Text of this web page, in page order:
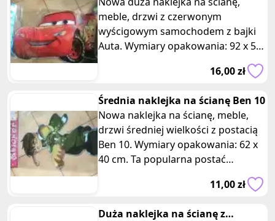
meble, drzwi z czerwonym
wyścigowym samochodem z bajki
Auta. Wymiary opakowania: 92 x 56
16,00 zł
Średnia naklejka na ścianę Ben 10
Nowa naklejka na ścianę, meble,
drzwi średniej wielkości z postacią
Ben 10. Wymiary opakowania: 62 x
40 cm. Ta popularna postać
11,00 zł
Duża naklejka na ścianę z